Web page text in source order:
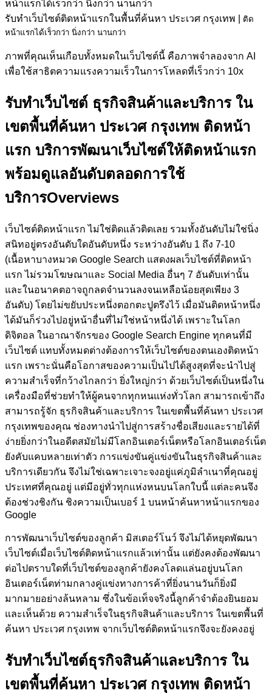
รับทำเว็บไซต์ติดหน้าแรกในพื้นที่ค้นหา ประเวศ กรุงเทพ
ติด
หน้าแรกได้เร็วกว่า นิ่งกว่า นานกว่า
ภาพที่คุณเห็นเกือบทั้งหมดในเว็บไซต์นี้ คือภาพจำลองจาก AI
เพื่อใช้สาธิตความแรงความเร็วในการโหลดที่เร็วกว่า 10x
รับทำเว็บไซต์ ธุรกิจสินค้าและบริการ ใน
เขตพื้นที่ค้นหา ประเวศ กรุงเทพ ติดหน้า
แรก บริการพัฒนาเว็บไซต์ให้ติดหน้าแรก
พร้อมดูแลอันดับตลอดการใช้
บริการOverviews
เว็บไซต์ติดหน้าแรก ไม่ใช่ติดแล้วติดเลย รวมทั้งอันดับไม่ใช่นิ่ง
สนิทอยู่ตรงอันดับใดอันดับหนึ่ง ระหว่างอันดับ 1 ถึง 7-10
(เนื้อหาบางหมวด Google Search แสดงผลเว็บไซต์ที่ติดหน้า
แรก ไม่รวมโฆษณาและ Social Media อื่นๆ 7 อันดับเท่านั้น
และในอนาคตอาจถูกลดจำนวนลงจนเหลือน้อยสุดเพียง 3
อันดับ) โดยไม่ขยับประหนึ่งตอกตะปูตรึงไว้ เมื่อมันติดหน้าหนึ่ง
ได้มันก็ร่วงไปอยู่หน้าอื่นที่ไม่ใช่หน้าหนึ่งได้ เพราะในโลก
ดิจิตอล ในอาณาจักรของ Google Search Engine ทุกคนที่มี
เว็บไซต์ แทบทั้งหมดต่างต้องการให้เว็บไซต์ของตนเองติดหน้า
แรก เพราะนั่นคือโอกาสของความเป็นไปได้สูงสุดที่จะนำไปสู่
ความสำเร็จที่กว้างไกลกว่า ยิ่งใหญ่กว่า ด้วยเว็บไซต์เป็นหนึ่งใน
เครื่องมือที่ช่วยทำให้ผู้คนจากทุกหนแห่งทั่วโลก สามารถเข้าถึง
สามารถรู้จัก ธุรกิจสินค้าและบริการ ในเขตพื้นที่ค้นหา ประเวศ
กรุงเทพของคุณ ช่องทางนำไปสู่การสร้างชื่อเสียงและรายได้ที่
ง่ายยิ่งกว่าในอดีตสมัยไม่มีโลกอินเตอร์เน็ตหรือโลกอินเตอร์เน็ต
ยังคับแคบหลายเท่าตัว การแข่งขันคู่แข่งขันในธุรกิจสินค้าและ
บริการเดียวกัน จึงไม่ใช่เฉพาะเจาะจงอยู่แค่ภูมิลำเนาที่คุณอยู่
ประเทศที่คุณอยู่ แต่มีอยู่ทั่วทุกแห่งหนบนโลกใบนี้ แต่ละคนจึง
ต้องช่วงชิงกัน ชิงความเป็นเบอร์ 1 บนหน้าค้นหาหน้าแรกของ
Google
การพัฒนาเว็บไซต์ของลูกค้า มิสเตอร์โนว์ จึงไม่ได้หยุดพัฒนา
เว็บไซต์เมื่อเว็บไซต์ติดหน้าแรกแล้วเท่านั้น แต่ยังคงต้องพัฒนา
ต่อไปตราบใดที่เว็บไซต์ของลูกค้ายังคงโลดแล่นอยู่บนโลก
อินเตอร์เน็ตท่ามกลางคู่แข่งทางการค้าที่ยิ่งนานวันก็ยิ่งมี
มากมายอย่างล้นหลาม ซึ่งในข้อเท็จจริงนี้ลูกค้าจำต้องยินยอม
และเห็นด้วย ความสำเร็จในธุรกิจสินค้าและบริการ ในเขตพื้นที่
ค้นหา ประเวศ กรุงเทพ จากเว็บไซต์ติดหน้าแรกจึงจะยังคงอยู่
รับทำเว็บไซต์ธุรกิจสินค้าและบริการ ใน
เขตพื้นที่ค้นหา ประเวศ กรุงเทพ ติดหน้า